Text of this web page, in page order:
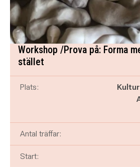
Workshop /Prova på: Forma
stället
Plats:
Antal träffar:
Start: